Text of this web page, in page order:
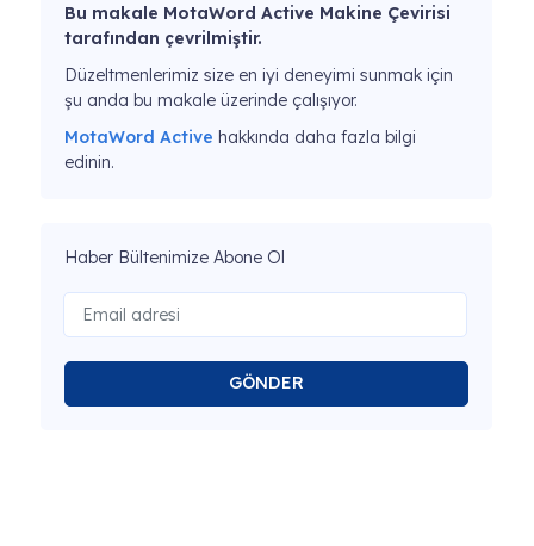
Bu makale MotaWord Active Makine Çevirisi
tarafından çevrilmiştir.
Düzeltmenlerimiz size en iyi deneyimi sunmak için
şu anda bu makale üzerinde çalışıyor.
MotaWord Active hakkında daha fazla bilgi
edinin.
Haber Bültenimize Abone Ol
GÖNDER